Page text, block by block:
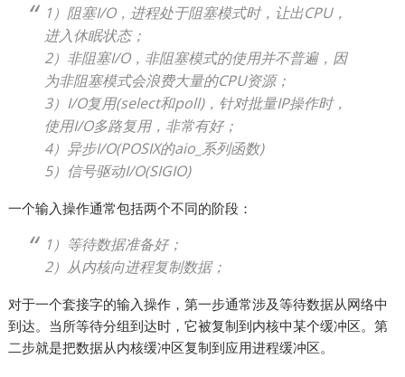
1）阻塞I/O，进程处于阻塞模式时，让出CPU，
进入休眠状态；
2）非阻塞I/O，非阻塞模式的使用并不普遍，因
为非阻塞模式会浪费大量的CPU资源；
3）I/O复用(select和poll)，针对批量IP操作时，
使用I/O多路复用，非常有好；
4）异步I/O(POSIX的aio_系列函数)
5）信号驱动I/O(SIGIO)
一个输入操作通常包括两个不同的阶段：
1）等待数据准备好；
2）从内核向进程复制数据；
对于一个套接字的输入操作，第一步通常涉及等待数据从网络中
到达。当所等待分组到达时，它被复制到内核中某个缓冲区。第
二步就是把数据从内核缓冲区复制到应用进程缓冲区。